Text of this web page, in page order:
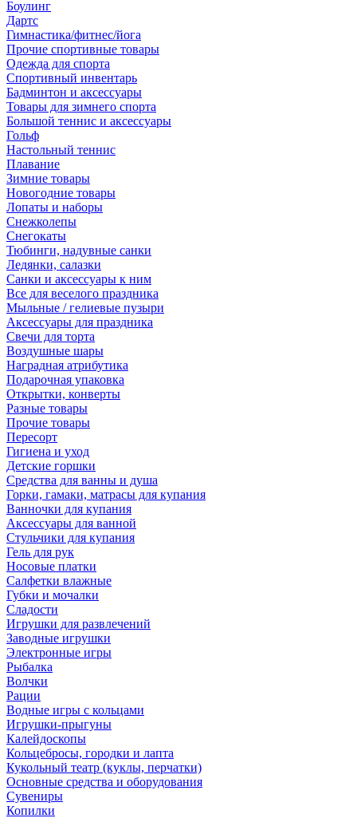
Боулинг
Дартс
Гимнастика/фитнес/йога
Прочие спортивные товары
Одежда для спорта
Спортивный инвентарь
Бадминтон и аксессуары
Товары для зимнего спорта
Большой теннис и аксессуары
Гольф
Настольный теннис
Плавание
Зимние товары
Новогодние товары
Лопаты и наборы
Снежколепы
Снегокаты
Тюбинги, надувные санки
Ледянки, салазки
Санки и аксессуары к ним
Все для веселого праздника
Мыльные / гелиевые пузыри
Аксессуары для праздника
Свечи для торта
Воздушные шары
Наградная атрибутика
Подарочная упаковка
Открытки, конверты
Разные товары
Прочие товары
Пересорт
Гигиена и уход
Детские горшки
Средства для ванны и душа
Горки, гамаки, матрасы для купания
Ванночки для купания
Аксессуары для ванной
Стульчики для купания
Гель для рук
Носовые платки
Салфетки влажные
Губки и мочалки
Сладости
Игрушки для развлечений
Заводные игрушки
Электронные игры
Рыбалка
Волчки
Рации
Водные игры с кольцами
Игрушки-прыгуны
Калейдоскопы
Кольцебросы, городки и лапта
Кукольный театр (куклы, перчатки)
Основные средства и оборудования
Сувениры
Копилки